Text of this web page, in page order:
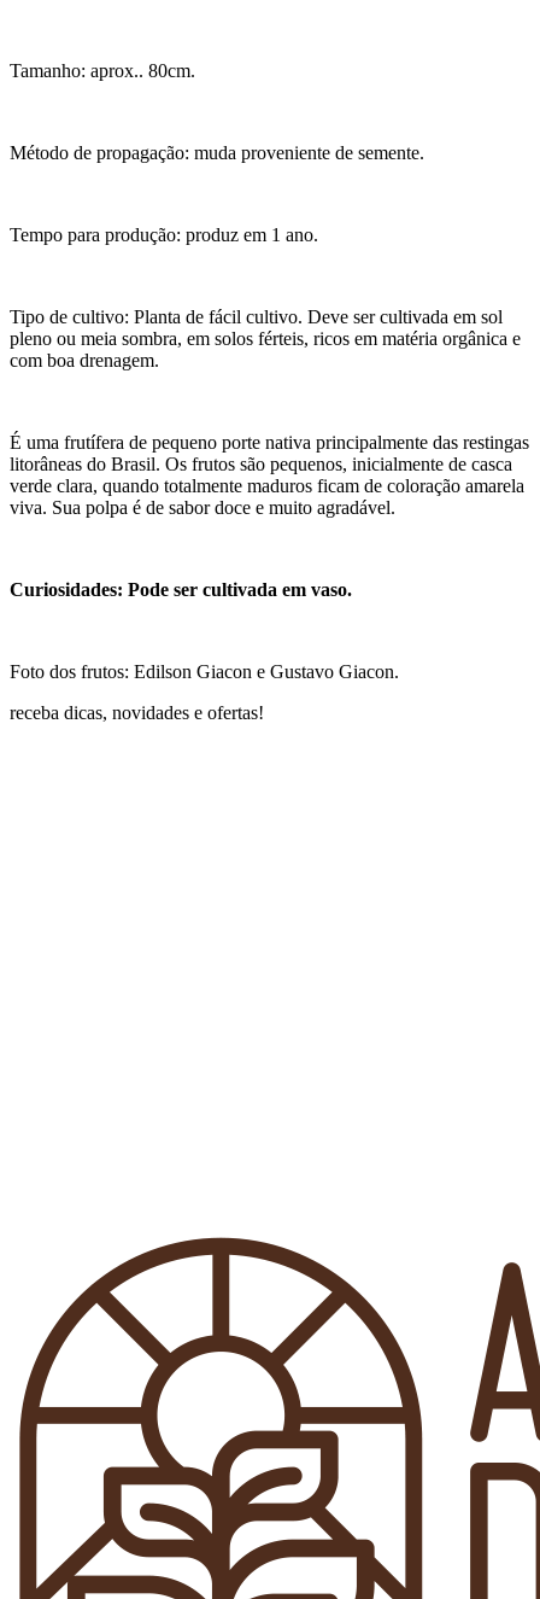
Tamanho: aprox.. 80cm.
Método de propagação: muda proveniente de semente.
Tempo para produção: produz em 1 ano.
Tipo de cultivo: Planta de fácil cultivo. Deve ser cultivada em sol
pleno ou meia sombra, em solos férteis, ricos em matéria orgânica e
com boa drenagem.
É uma frutífera de pequeno porte nativa principalmente das restingas
litorâneas do Brasil. Os frutos são pequenos, inicialmente de casca
verde clara, quando totalmente maduros ficam de coloração amarela
viva. Sua polpa é de sabor doce e muito agradável.
Curiosidades: Pode ser cultivada em vaso.
Foto dos frutos: Edilson Giacon e Gustavo Giacon.
receba dicas, novidades e ofertas!